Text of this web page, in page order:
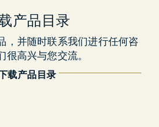
产品目录
，并随时联系我们进行任何咨
很高兴与您交流。
载产品目录